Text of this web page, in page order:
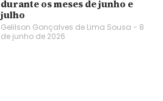
durante os meses de junho e
julho
Gelilson Gonçalves de Lima Sousa
8
de junho de 2026